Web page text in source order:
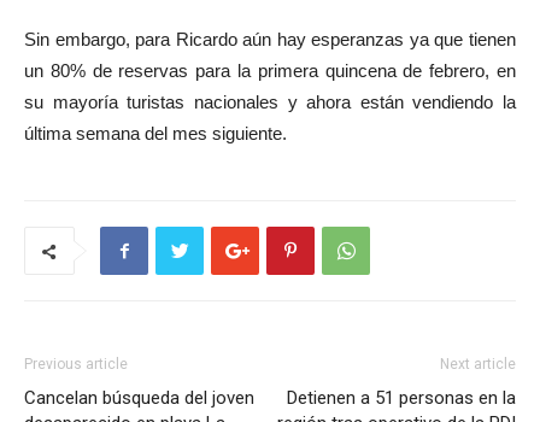
Sin embargo, para Ricardo aún hay esperanzas ya que tienen
un 80% de reservas para la primera quincena de febrero, en
su mayoría turistas nacionales y ahora están vendiendo la
última semana del mes siguiente.
Previous article
Cancelan búsqueda del joven
Next article
Detienen a 51 personas en la